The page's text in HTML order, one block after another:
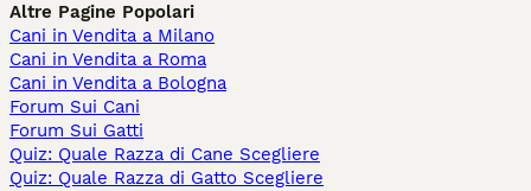
Altre Pagine Popolari
Cani in Vendita a Milano
Cani in Vendita a Roma
Cani in Vendita a Bologna
Forum Sui Cani
Forum Sui Gatti
Quiz: Quale Razza di Cane Scegliere
Quiz: Quale Razza di Gatto Scegliere